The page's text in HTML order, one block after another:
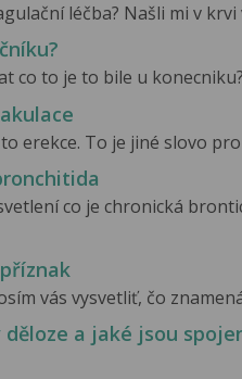
léčba? Našli mi v krvi
co to je to bile u
erekce. To je jiné slovo
co je chronická
vás vysvetliť, čo
a jaké jsou